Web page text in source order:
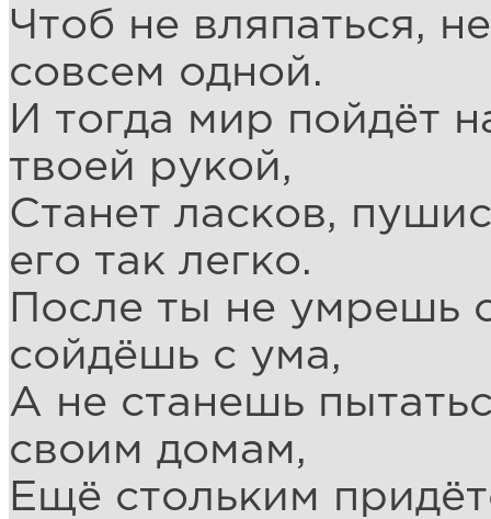
Чтоб не вляпаться,
совсем одной.
И тогда мир пойдёт
твоей рукой,
Станет ласков,
его так легко.
После ты не умрешь
сойдёшь с ума,
А не станешь
своим домам,
Ещё стольким